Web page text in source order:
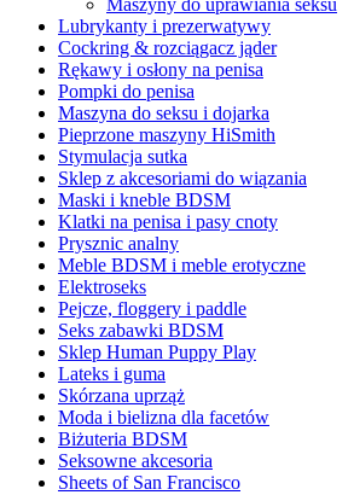
Maszyny do uprawiania seksu
Lubrykanty i prezerwatywy
Cockring & rozciągacz jąder
Rękawy i osłony na penisa
Pompki do penisa
Maszyna do seksu i dojarka
Pieprzone maszyny HiSmith
Stymulacja sutka
Sklep z akcesoriami do wiązania
Maski i kneble BDSM
Klatki na penisa i pasy cnoty
Prysznic analny
Meble BDSM i meble erotyczne
Elektroseks
Pejcze, floggery i paddle
Seks zabawki BDSM
Sklep Human Puppy Play
Lateks i guma
Skórzana uprząż
Moda i bielizna dla facetów
Biżuteria BDSM
Seksowne akcesoria
Sheets of San Francisco